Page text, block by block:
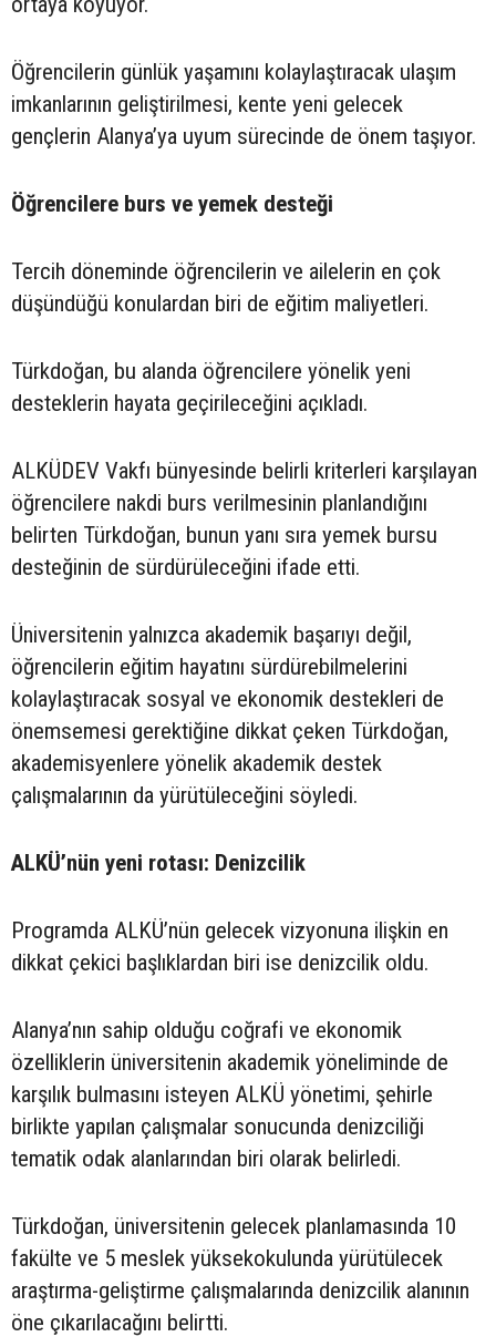
Öğrencilerin günlük yaşamını kolaylaştıracak ulaşım
imkanlarının geliştirilmesi, kente yeni gelecek
gençlerin Alanya’ya uyum sürecinde de önem taşıyor.
Öğrencilere burs ve yemek desteği
Tercih döneminde öğrencilerin ve ailelerin en çok
düşündüğü konulardan biri de eğitim maliyetleri.
Türkdoğan, bu alanda öğrencilere yönelik yeni
desteklerin hayata geçirileceğini açıkladı.
ALKÜDEV Vakfı bünyesinde belirli kriterleri karşılayan
öğrencilere nakdi burs verilmesinin planlandığını
belirten Türkdoğan, bunun yanı sıra yemek bursu
desteğinin de sürdürüleceğini ifade etti.
Üniversitenin yalnızca akademik başarıyı değil,
öğrencilerin eğitim hayatını sürdürebilmelerini
kolaylaştıracak sosyal ve ekonomik destekleri de
önemsemesi gerektiğine dikkat çeken Türkdoğan,
akademisyenlere yönelik akademik destek
çalışmalarının da yürütüleceğini söyledi.
ALKÜ’nün yeni rotası: Denizcilik
Programda ALKÜ’nün gelecek vizyonuna ilişkin en
dikkat çekici başlıklardan biri ise denizcilik oldu.
Alanya’nın sahip olduğu coğrafi ve ekonomik
özelliklerin üniversitenin akademik yöneliminde de
karşılık bulmasını isteyen ALKÜ yönetimi, şehirle
birlikte yapılan çalışmalar sonucunda denizciliği
tematik odak alanlarından biri olarak belirledi.
Türkdoğan, üniversitenin gelecek planlamasında 10
fakülte ve 5 meslek yüksekokulunda yürütülecek
araştırma-geliştirme çalışmalarında denizcilik alanının
öne çıkarılacağını belirtti.